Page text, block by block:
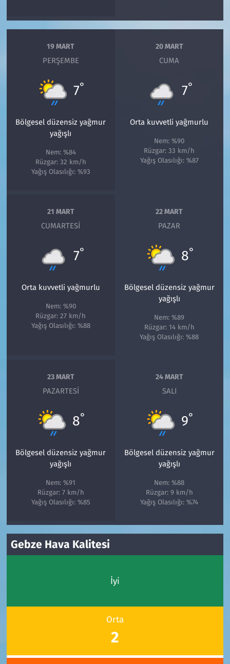
19 MART
PERŞEMBE
7°
Bölgesel düzensiz yağmur
yağışlı
Nem: %84
Rüzgar: 32 km/h
Yağış Olasılığı: %93
20 MART
CUMA
7°
Orta kuvvetli yağmurlu
Nem: %90
Rüzgar: 33 km/h
Yağış Olasılığı: %87
21 MART
CUMARTESI
7°
Orta kuvvetli yağmurlu
Nem: %90
Rüzgar: 27 km/h
Yağış Olasılığı: %88
22 MART
PAZAR
8°
Bölgesel düzensiz yağmur
yağışlı
Nem: %89
Rüzgar: 14 km/h
Yağış Olasılığı: %88
23 MART
PAZARTESI
8°
Bölgesel düzensiz yağmur
yağışlı
Nem: %91
Rüzgar: 7 km/h
Yağış Olasılığı: %85
24 MART
SALI
9°
Bölgesel düzensiz yağmur
yağışlı
Nem: %88
Rüzgar: 9 km/h
Yağış Olasılığı: %74
Gebze Hava Kalitesi
İyi
Orta
2